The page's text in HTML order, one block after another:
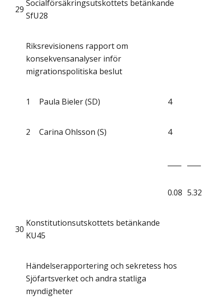
29
Socialförsäkringsutskottets betänkande
SfU28
Riksrevisionens rapport om
konsekvensanalyser inför
migrationspolitiska beslut
1 Paula Bieler (SD) 4
2 Carina Ohlsson (S) 4
0.08 5.32
30
Konstitutionsutskottets betänkande
KU45
Händelserapportering och sekretess hos
Sjöfartsverket och andra statliga
myndigheter